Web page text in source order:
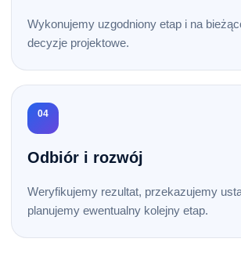
Wykonujemy uzgodniony etap i na
decyzje projektowe.
04
Odbiór i rozwój
Weryfikujemy rezultat, przekazujemy
planujemy ewentualny kolejny etap.